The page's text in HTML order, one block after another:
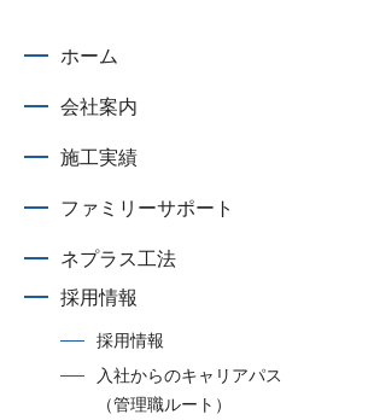
ホーム
会社案内
施工実績
ファミリーサポート
ネプラス工法
採用情報
採用情報
入社からのキャリアパス
（管理職ルート）